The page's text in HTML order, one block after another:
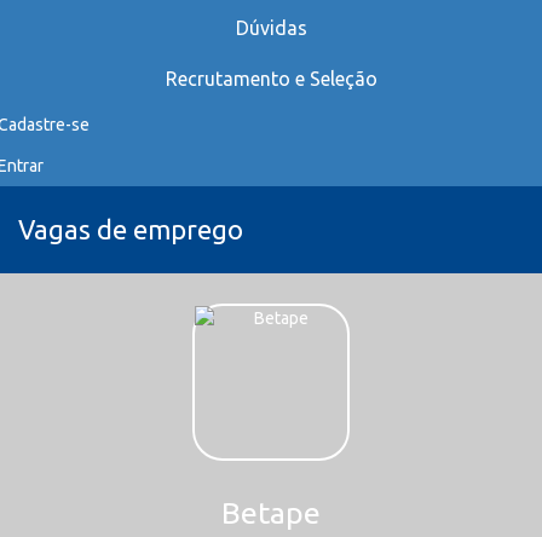
Dúvidas
Recrutamento e Seleção
se
Vagas de emprego
Betape